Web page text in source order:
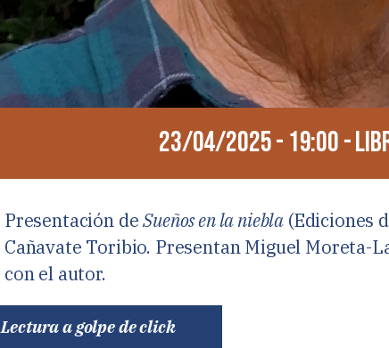
23/04/2025 - 19:00 -
Presentación deSueños en la niebla (Ediciones
Cañavate Toribio. Presentan Miguel Moreta-
con el autor.
Lectura a golpe de click